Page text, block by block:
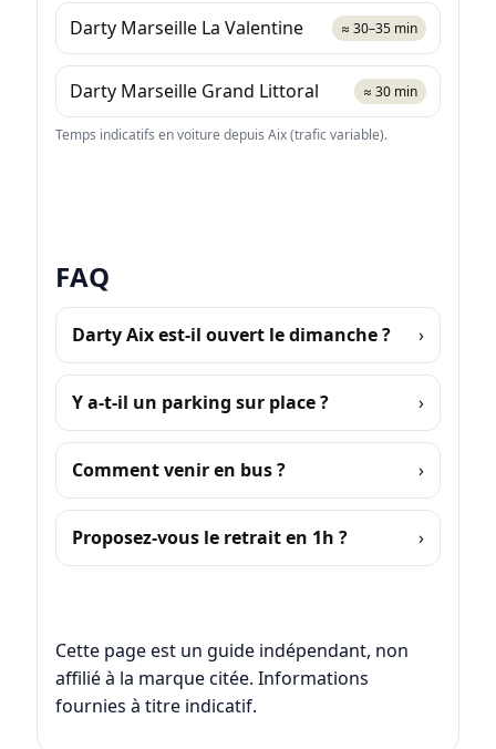
Darty Marseille La Valentine ≈ 30–35 min
Darty Marseille Grand Littoral ≈ 30 min
Temps indicatifs en voiture depuis Aix (trafic variable).
FAQ
Darty Aix est-il ouvert le dimanche ?
Y a-t-il un parking sur place ?
Comment venir en bus ?
Proposez-vous le retrait en 1h ?
Cette page est un guide indépendant, non
affilié à la marque citée. Informations
fournies à titre indicatif.